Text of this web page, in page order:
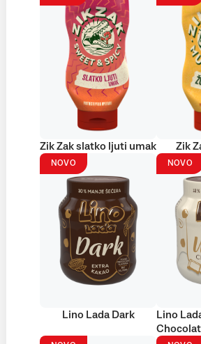
Zik Zak slatko ljuti umak Zik
NOVO
Lino Lada Dark
NOVO
Lino